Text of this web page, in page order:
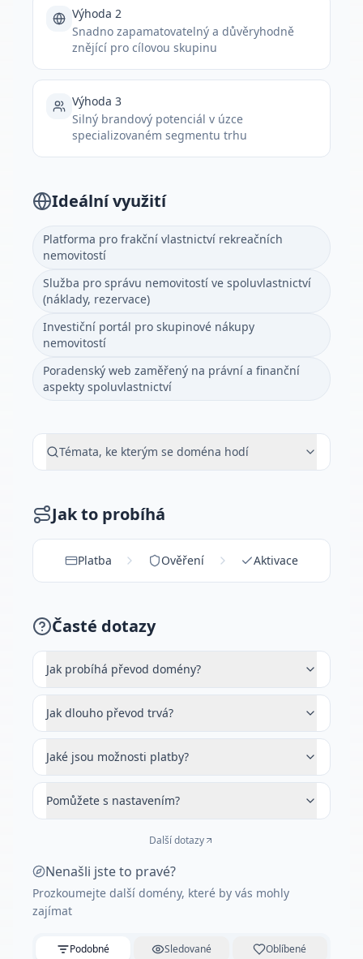
Výhoda 2
Snadno zapamatovatelný a důvěryhodně
znějící pro cílovou skupinu
Výhoda 3
Silný brandový potenciál v úzce
specializovaném segmentu trhu
Ideální využití
Platforma pro frakční vlastnictví rekreačních
nemovitostí
Služba pro správu nemovitostí ve spoluvlastnictví
(náklady, rezervace)
Investiční portál pro skupinové nákupy
nemovitostí
Poradenský web zaměřený na právní a finanční
aspekty spoluvlastnictví
Témata, ke kterým se doména hodí
Jak to probíhá
Platba Ověření Aktivace
Časté dotazy
Jak probíhá převod domény?
Jak dlouho převod trvá?
Jaké jsou možnosti platby?
Pomůžete s nastavením?
Další dotazy
Nenašli jste to pravé?
Prozkoumejte další domény, které by vás mohly
zajímat
Podobné Sledované Oblíbené